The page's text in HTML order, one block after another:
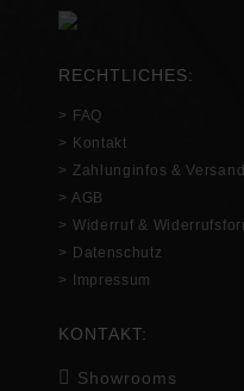
RECHTLICHES:
> FAQ
> Kontakt
> Zahlunginfos &
> AGB
> Widerruf &
> Datenschutz
> Impressum
KONTAKT:
Showrooms